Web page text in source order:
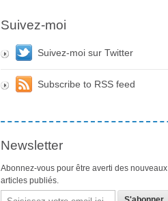
Suivez-moi
Suivez-moi sur Twitter
Subscribe to RSS feed
Newsletter
Abonnez-vous pour être averti des nouveaux
articles publiés.
Email